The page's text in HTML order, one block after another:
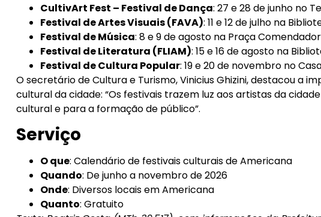
CultivArt Fest – Festival de Dança: 27 e 28 de junho no
Festival de Artes Visuais (FAVA): 11 e 12 de julho na
Festival de Música: 8 e 9 de agosto na Praça
Festival de Literatura (FLIAM): 15 e 16 de agosto na
Festival de Cultura Popular: 19 e 20 de novembro no
O secretário de Cultura e Turismo, Vinicius Ghizini, destacou a
cultural da cidade: “Os festivais trazem luz aos artistas da
cultural e para a formação de público”.
Serviço
O que: Calendário de festivais culturais de Americana
Quando: De junho a novembro de 2026
Onde: Diversos locais em Americana
Quanto: Gratuito